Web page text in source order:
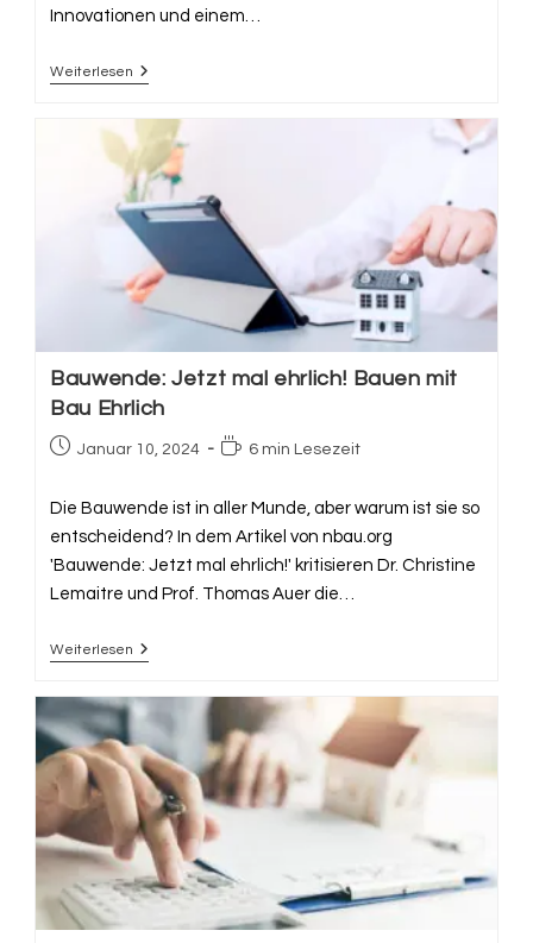
Innovationen und einem…
Weiterlesen Immobilieninvestment
Bauwende: Jetzt mal ehrlich! Bauen mit
Bau Ehrlich
BeitragJanuar 10, 2024 Lesedauer:
6 min Lesezeit
Die Bauwende ist in aller Munde, aber warum ist sie so
entscheidend? In dem Artikel von nbau.org
'Bauwende: Jetzt mal ehrlich!' kritisieren Dr. Christine
Lemaitre und Prof. Thomas Auer die…
Weiterlesen Bauwende:
Ehrlich!
Bauen
Mit
Bau
Ehrlich